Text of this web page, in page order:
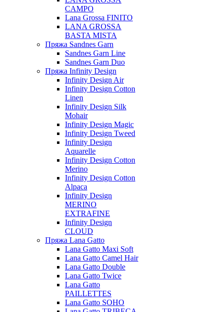
CAMPO
Lana Grossa FINITO
LANA GROSSA
BASTA MISTA
Пряжа Sandnes Garn
Sandnes Garn Line
Sandnes Garn Duo
Пряжа Infinity Design
Infinity Design Air
Infinity Design Cotton
Linen
Infinity Design Silk
Mohair
Infinity Design Magic
Infinity Design Tweed
Infinity Design
Aquarelle
Infinity Design Cotton
Merino
Infinity Design Cotton
Alpaca
Infinity Design
MERINO
EXTRAFINE
Infinity Design
CLOUD
Пряжа Lana Gatto
Lana Gatto Maxi Soft
Lana Gatto Camel Hair
Lana Gatto Double
Lana Gatto Twice
Lana Gatto
PAILLETTES
Lana Gatto SOHO